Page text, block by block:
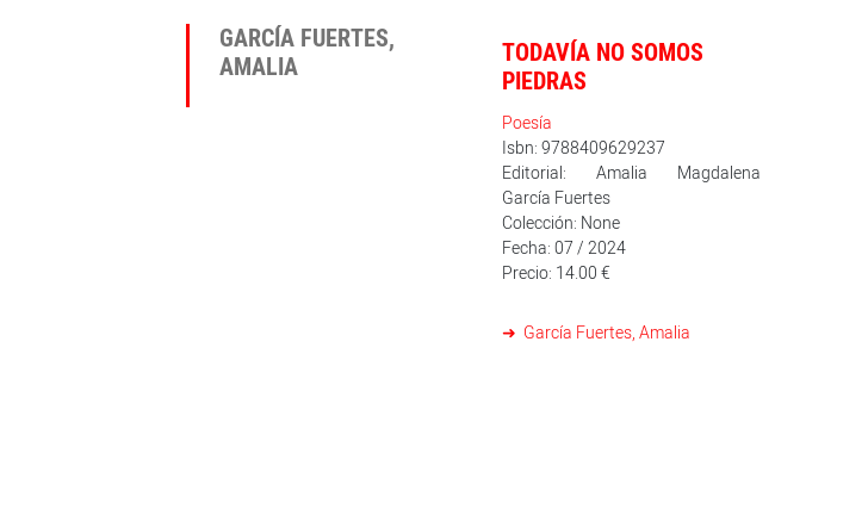
GARCÍA FUERTES,
AMALIA
TODAVÍA NO SOMOS
PIEDRAS
Poesía
Isbn: 9788409629237
Editorial: Amalia Magdalena
García Fuertes
Colección: None
Fecha: 07 / 2024
Precio: 14.00 €
García Fuertes, Amalia